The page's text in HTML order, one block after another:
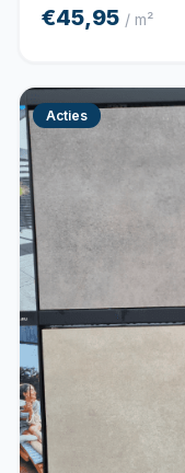
€45,95 / m²
Acties